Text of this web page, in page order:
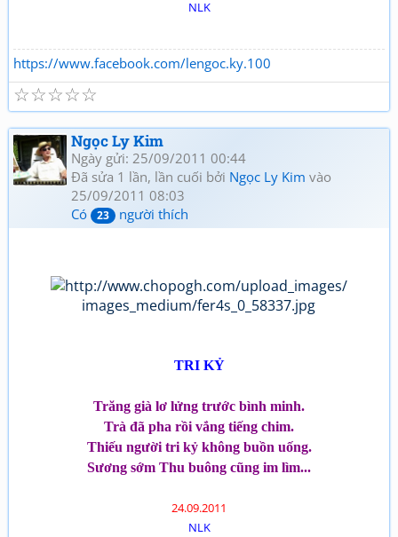
NLK
https://www.facebook.com/lengoc.ky.100
☆
☆
☆
☆
☆
Ngọc Ly Kim
Ngày gửi: 25/09/2011 00:44
Đã sửa 1 lần, lần cuối bởi Ngọc Ly Kim vào
25/09/2011 08:03
Có
23 người thích
TRI KỶ
Trăng già lơ lửng trước bình minh.
Trà đã pha rồi vắng tiếng chim.
Thiếu người tri kỷ không buồn uống.
Sương sớm Thu buông cũng im lìm...
24.09.2011
NLK